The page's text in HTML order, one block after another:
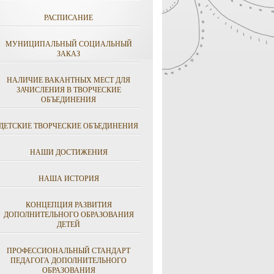
РАСПИСАНИЕ
МУНИЦИПАЛЬНЫЙ СОЦИАЛЬНЫЙ
ЗАКАЗ
НАЛИЧИЕ ВАКАНТНЫХ МЕСТ ДЛЯ
ЗАЧИСЛЕНИЯ В ТВОРЧЕСКИЕ
ОБЪЕДИНЕНИЯ
ТВОРЧЕСКИЕ ОБЪЕДИНЕНИЯ
НАШИ ДОСТИЖЕНИЯ
НАША ИСТОРИЯ
КОНЦЕПЦИЯ РАЗВИТИЯ
ДОПОЛНИТЕЛЬНОГО ОБРАЗОВАНИЯ
ДЕТЕЙ
ПРОФЕССИОНАЛЬНЫЙ СТАНДАРТ
ПЕДАГОГА ДОПОЛНИТЕЛЬНОГО
ОБРАЗОВАНИЯ